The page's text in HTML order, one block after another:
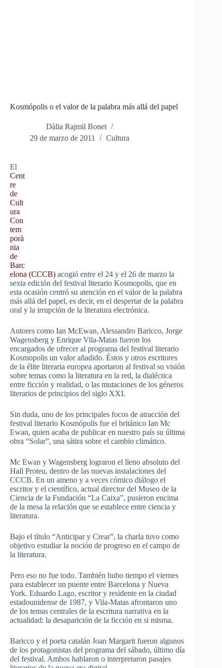
Kosmópolis o el valor de la palabra más allá del papel
Dàlia Rajmil Bonet
29 de marzo de 2011
Cultura
El
Cent
re
de
Cult
ura
Con
tem
porà
nia
de
Barc
elona (CCCB) acogió entre el 24 y el 26 de marzo la
sexta edición del festival literario Kosmopolis, que en
esta ocasión centró su atención en el valor de la palabra
más allá del papel, es decir, en el despertar de la palabra
oral y la irrupción de la literatura electrónica.
Autores como Ian McEwan, Alessandro Baricco, Jorge
Wagensberg y Enrique Vila-Matas fueron los
encargados de ofrecer al programa del festival literario
Kosmopolis un valor añadido. Éstos y otros escritores
de la élite literaria europea aportaron al festival su visión
sobre temas como la literatura en la red, la dialéctica
entre ficción y realidad, o las mutaciones de los géneros
literarios de principios del siglo XXI.
Sin duda, uno de los principales focos de atracción del
festival literario Kosmópolis fue el británico Ian Mc
Ewan, quien acaba de publicar en nuestro país su última
obra “Solar”, una sátira sobre el cambio climático.
Mc Ewan y Wagensberg lograron el lleno absoluto del
Hall Proteu, dentro de las nuevas instalaciones del
CCCB. En un ameno y a veces cómico diálogo el
escritor y el científico, actual director del Museo de la
Ciencia de la Fundación “La Caixa”, pusieron encima
de la mesa la relación que se establece entre ciencia y
literatura.
Bajo el título “Anticipar y Crear”, la charla tuvo como
objetivo estudiar la noción de progreso en el campo de
la literatura.
Pero eso no fue todo. También hubo tiempo el viernes
para establecer un puente entre Barcelona y Nueva
York. Eduardo Lago, escritor y residente en la ciudad
estadounidense de 1987, y Vila-Matas afrontaron uno
de los temas centrales de la escritura narrativa en la
actualidad: la desaparición de la ficción en si misma.
Baricco y el poeta catalán Joan Margarit fueron algunos
de los protagonistas del programa del sábado, último día
del festival. Ambos hablaron o interpretaron pasajes